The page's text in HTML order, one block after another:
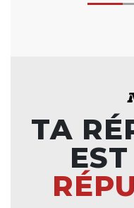
TA
EST